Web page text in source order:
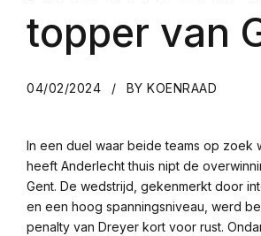
topper van
04/02/2024 BY KOENRAAD
In een duel waar beide teams op zoek
heeft Anderlecht thuis nipt de
Gent. De wedstrijd, gekenmerkt door
en een hoog spanningsniveau, werd
penalty van Dreyer kort voor rust.